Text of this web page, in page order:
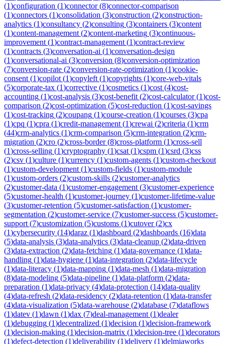
(1)configuration (1)connector(8)connector-comparison
(1)connectors (1)consolidation (3)construction (2)construction-
analytics (1)consultancy (2)consulting (3)containers (3)content
(1)content-management (2)content-marketing (3)continuous-
improvement (1)contract-management (1)contract-review
(1)contracts (3)conversation-ai (1)conversation-design
(1)conversational-ai (3)conversion (8)conversion-optimization
(7)conversion-rate (2)conversion-rate-optimization (1)cookie-
consent (1)copilot (1)copyleft (1)copyrights (1)core-web-vitals
(5)corporate-tax (1)corrective (1)cosmetics (1)cost (4)cost-
accounting (1)cost-analysis (3)cost-benefit (2)cost-calculator(1)cost-
comparison (2)cost-optimization (5)cost-reduction (1)cost-savings
(1)cost-tracking (2)coupang (1)course-creation (1)courses (3)cpa
(1)cpq (1)cpra (1)credit-management (1)crewai (2)criteria (1)crm
(44)crm-analytics (1)crm-comparison (5)crm-integration (2)crm-
migration (2)cro (2)cross-border(8)cross-platform (1)cross-sell
(1)cross-selling (1)cryptography (1)csat (1)cspm (1)csrd (3)css
(2)csv (1)culture (1)currency (1)custom-agents (1)custom-checkout
(1)custom-development (1)custom-fields (1)custom-module
(1)custom-orders (2)custom-skills (2)customer-analytics
(2)customer-data (1)customer-engagement (3)customer-experience
(5)customer-health (1)customer-journey (1)customer-lifetime-value
(3)customer-retention (5)customer-satisfaction (1)customer-
segmentation (2)customer-service (7)customer-success (5)customer-
support (7)customization (5)customs (1)cutover(2)cx
(1)cybersecurity (14)daraz (1)dashboard (2)dashboards (16)data
(5)data-analysis (3)data-analytics (3)data-cleanup (2)data-driven
(3)data-extraction (2)data-fetching (1)data-governance (1)data-
handling (1)data-hygiene (1)data-integration (2)data-lifecycle
(1)data-literacy (1)data-mapping (1)data-mesh (1)data-migration
(8)data-modeling (5)data-pipeline (1)data-platform (2)data-
preparation (1)data-privacy (4)data-protection (14)data-quality
(4)data-refresh (2)data-residency (2)data-retention (1)data-transfer
(4)data-visualization (5)data-warehouse (2)database (7)dataflows
(1)datev (1)dawn (1)dax (7)deal-management (1)dealer
(1)debugging (1)decentralized (1)decision (1)decision-framework
(1)decision-making (1)decision-matrix (1)decision-tree (1)decorators
(1)defect-detection (1)deliverability (1)delivery (1)delmiaworks